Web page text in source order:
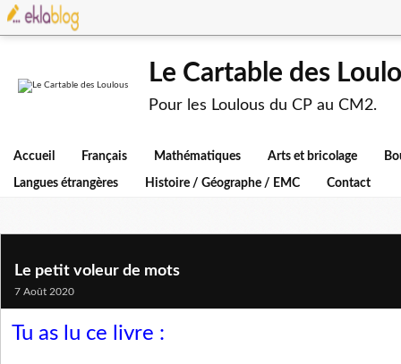
Le Cartable des
Pour les Loulous du CP au CM2.
Accueil Français Mathématiques Arts et bricolage
Langues étrangères Histoire / Géographe / EMC Contact
Le petit voleur de mots
7 Août 2020
Tu as lu ce livre :